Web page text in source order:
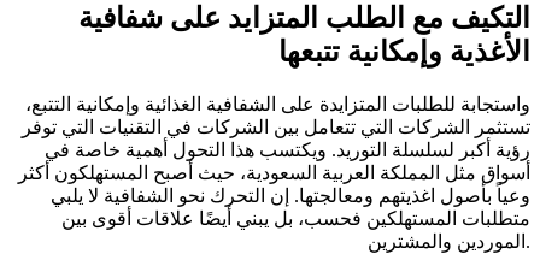
التكيف مع الطلب المتزايد على شفافية
الأغذية وإمكانية تتبعها
واستجابة للطلبات المتزايدة على الشفافية الغذائية وإمكانية التتبع،
تستثمر الشركات التي تتعامل بين الشركات في التقنيات التي توفر
رؤية أكبر لسلسلة التوريد. ويكتسب هذا التحول أهمية خاصة في
أسواق مثل المملكة العربية السعودية، حيث أصبح المستهلكون أكثر
وعياً بأصول اغذيتهم ومعالجتها. إن التحرك نحو الشفافية لا يلبي
متطلبات المستهلكين فحسب، بل يبني أيضًا علاقات أقوى بين
الموردين والمشترين.